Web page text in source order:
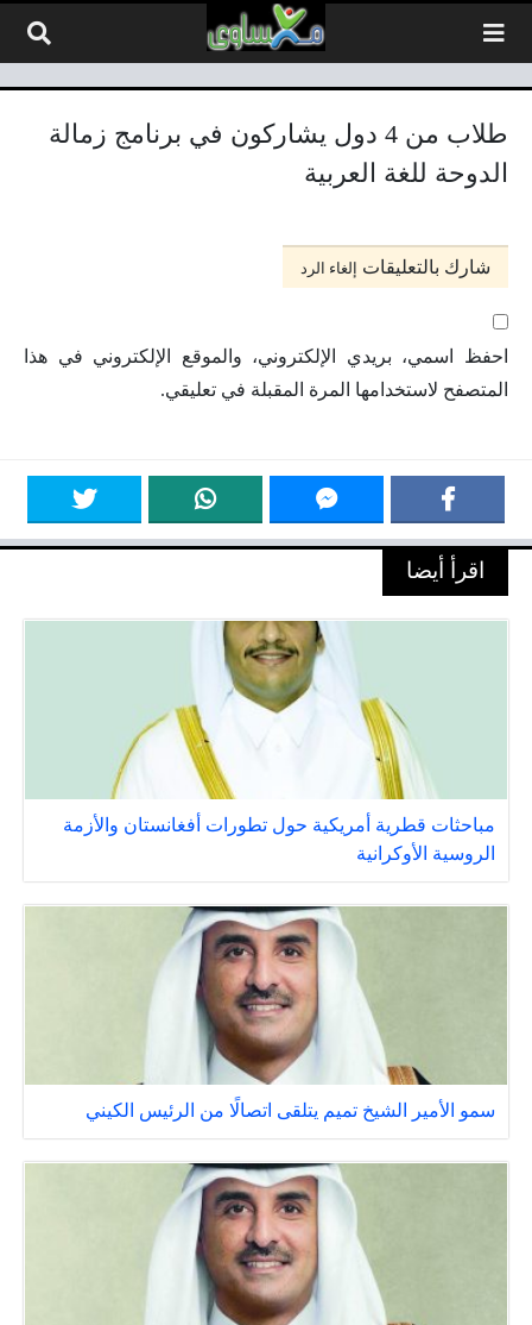
طلاب من 4 دول يشاركون في برنامج زمالة
الدوحة للغة العربية
شارك بالتعليقات إلغاء الرد
احفظ اسمي، بريدي الإلكتروني، والموقع الإلكتروني في هذا
المتصفح لاستخدامها المرة المقبلة في تعليقي.
اقرأ أيضا
مباحثات قطرية أمريكية حول تطورات أفغانستان والأزمة
الروسية الأوكرانية
سمو الأمير الشيخ تميم يتلقى اتصالًا من الرئيس الكيني